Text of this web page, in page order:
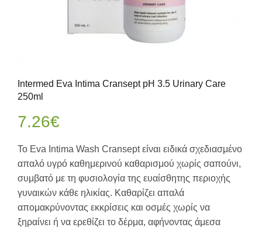
Intermed Eva Intima Cransept pH 3.5 Urinary Care
250ml
7.26€
Το Eva Intima Wash Cransept είναι ειδικά σχεδιασμένο
απαλό υγρό καθημερινού καθαρισμού χωρίς σαπούνι,
συμβατό με τη φυσιολογία της ευαίσθητης περιοχής
γυναικών κάθε ηλικίας. Καθαρίζει απαλά
απομακρύνοντας εκκρίσεις και οσμές χωρίς να
ξηραίνει ή να ερεθίζει το δέρμα, αφήνοντας άμεσα